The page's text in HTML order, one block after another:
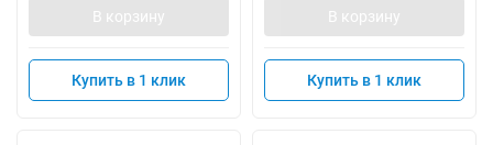
В корзину
Купить в 1 клик
В корзину
Купить в 1 клик